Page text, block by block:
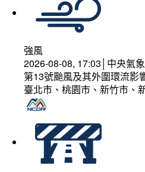
強風
2026-08-08, 17:03│中央氣
第13號颱風及其外圍環流影
臺北市、桃園市、新竹市、